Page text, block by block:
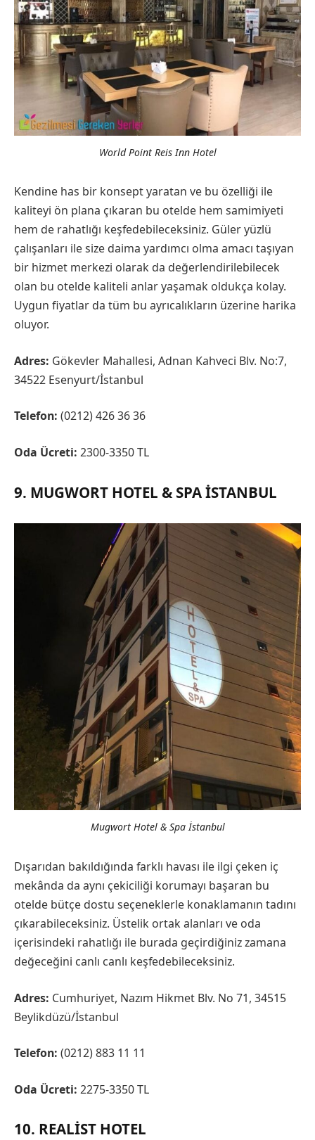
World Point Reis Inn Hotel
Kendine has bir konsept yaratan ve bu özelliği ile
kaliteyi ön plana çıkaran bu otelde hem samimiyeti
hem de rahatlığı keşfedebileceksiniz. Güler yüzlü
çalışanları ile size daima yardımcı olma amacı taşıyan
bir hizmet merkezi olarak da değerlendirilebilecek
olan bu otelde kaliteli anlar yaşamak oldukça kolay.
Uygun fiyatlar da tüm bu ayrıcalıkların üzerine harika
oluyor.
Adres: Gökevler Mahallesi, Adnan Kahveci Blv. No:7,
34522 Esenyurt/İstanbul
Telefon: (0212) 426 36 36
Oda Ücreti: 2300-3350 TL
9. MUGWORT HOTEL & SPAİSTANBUL
Mugwort Hotel & Spa İstanbul
Dışarıdan bakıldığında farklı havası ile ilgi çeken iç
mekânda da aynı çekiciliği korumayı başaran bu
otelde bütçe dostu seçeneklerle konaklamanın tadını
çıkarabileceksiniz. Üstelik ortak alanları ve oda
içerisindeki rahatlığı ile burada geçirdiğiniz zamana
değeceğini canlı canlı keşfedebileceksiniz.
Adres: Cumhuriyet, Nazım Hikmet Blv. No 71, 34515
Beylikdüzü/İstanbul
Telefon: (0212) 883 11 11
Oda Ücreti: 2275-3350 TL
10. REALIST HOTEL